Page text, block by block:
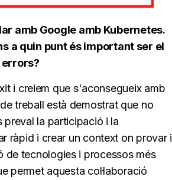
amb Google amb Kubernetes.
a quin punt és important ser el
i creiem que s'aconsegueix amb
treball està demostrat que no
preval la participació i la
ràpid i crear un context on provar i
de tecnologies i processos més
permet aquesta col·laboració